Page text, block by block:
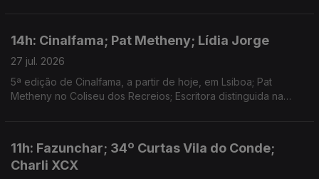
14h: Cinalfama; Pat Metheny; Lídia Jorge
27 jul. 2026
5ª edição de Cinalfama, a partir de hoje, em Lsiboa; Pat
Metheny no Coliseu dos Recreios; Escritora distinguida na
11h: Fazunchar; 34º Curtas Vila do Conde;
Charli XCX